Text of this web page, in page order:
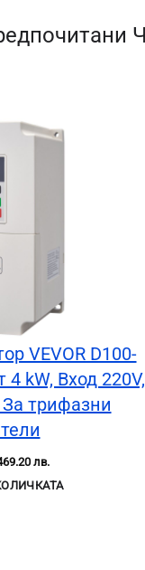
VEVOR D100-
kW, Вход 220V,
За трифазни
лв.